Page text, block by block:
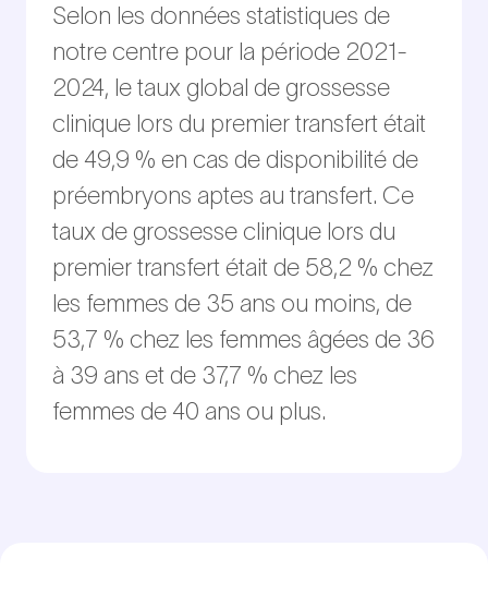
Selon les données statistiques de
notre centre pour la période 2021-
2024, le taux global de grossesse
clinique lors du premier transfert était
de 49,9 % en cas de disponibilité de
préembryons aptes au transfert. Ce
taux de grossesse clinique lors du
premier transfert était de 58,2 % chez
les femmes de 35 ans ou moins, de
53,7 % chez les femmes âgées de 36
à 39 ans et de 37,7 % chez les
femmes de 40 ans ou plus.